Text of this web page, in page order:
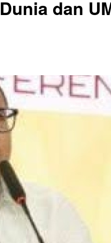
dan